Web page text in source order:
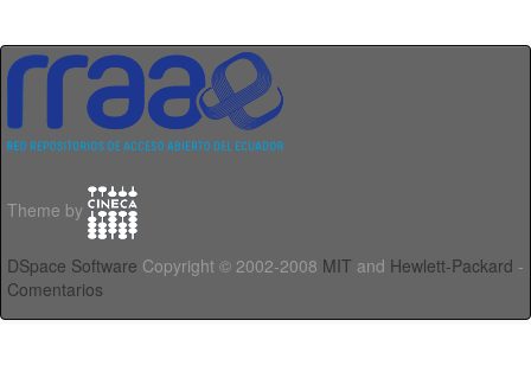
Theme by
DSpace Software Copyright © 2002-2008 MIT and Hewlett-Packard -
Comentarios